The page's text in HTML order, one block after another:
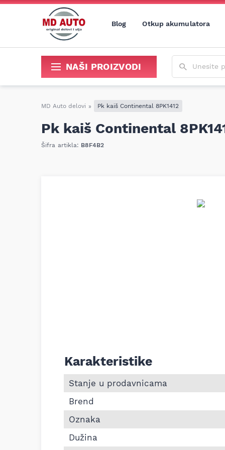
Blog Otkup akumulatora
NAŠI PROIZVODI
MD Auto delovi » Pk kaiš Continental 8PK1412
Pk kaiš Continental
Šifra artikla: B8F4B2
Informacije o Pk kaiš Continental 8PK1412
Karakteristike
Stanje u prodavnicama
Brend
Oznaka
Dužina